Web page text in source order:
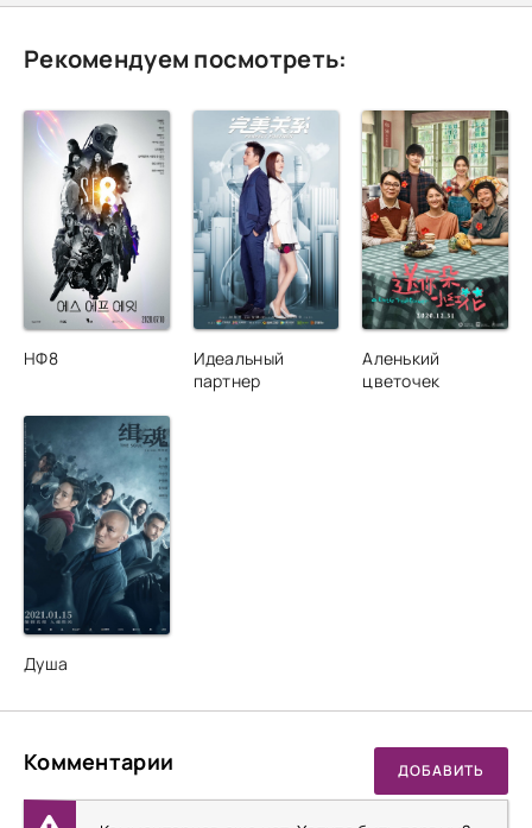
Рекомендуем посмотреть:
НФ8
Идеальный
партнер
Аленький
цветочек
Душа
Комментарии ДОБАВИТЬ